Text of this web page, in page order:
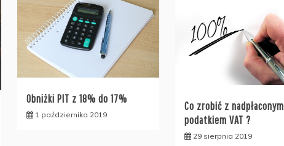
Obniżki PIT z 18% do 17%
1 października 2019
Co zrobić z nadpłaconym
podatkiem VAT ?
29 sierpnia 2019